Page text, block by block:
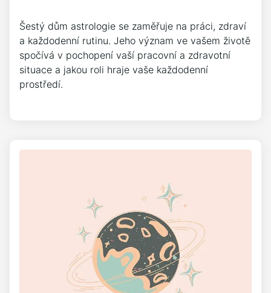
Šestý dům astrologie se zaměřuje na práci, zdraví
a každodenní rutinu. Jeho význam ve vašem životě
spočívá v pochopení vaší pracovní a zdravotní
situace a jakou roli hraje vaše každodenní
prostředí.